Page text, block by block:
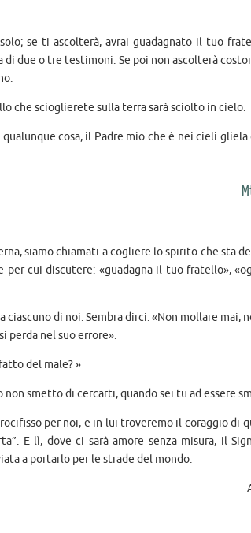
se ti ascolterà, avrai guadagnato il tuo
di due o tre testimoni. Se poi non ascolterà
che scioglierete sulla terra sarà sciolto in cielo.
cosa, il Padre mio che è nei cieli gliela
siamo chiamati a cogliere lo spirito che sta
cui discutere: «guadagna il tuo fratello»,
di noi. Sembra dirci: «Non mollare mai,
perda nel suo errore».
del male? »
smetto di cercarti, quando sei tu ad essere
per noi, e in lui troveremo il coraggio di
E lì, dove ci sarà amore senza misura, il
a portarlo per le strade del mondo.